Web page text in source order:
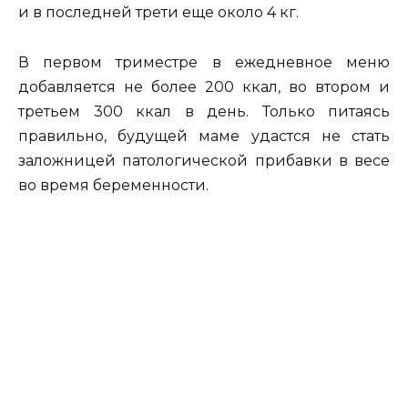
и в последней трети еще около 4 кг.
В первом триместре в ежедневное меню
добавляется не более 200 ккал, во втором и
третьем 300 ккал в день. Только питаясь
правильно, будущей маме удастся не стать
заложницей патологической прибавки в весе
во время беременности.